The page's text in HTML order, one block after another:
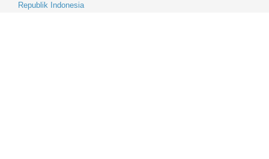
Republik Indonesia